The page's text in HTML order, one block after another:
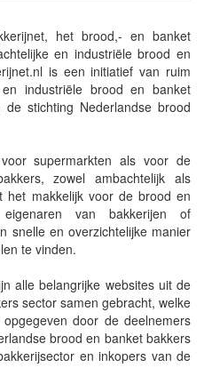
het brood,- en banket
en industriële brood en
is een initiatief van ruim
industriële brood en banket
stichting Nederlandse brood
supermarkten als voor de
zowel ambachtelijk als
het makkelijk voor de brood en
van bakkerijen of
snelle en overzichtelijke manier
te vinden.
alle belangrijke websites uit de
sector samen gebracht, welke
door de deelnemers
brood en banket bakkers
en inkopers van de